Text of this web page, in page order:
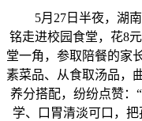
5月27日半夜，湖南
铭走进校园食堂，花8
堂一角，参取陪餐的家
素菜品、从食取汤品，
养分搭配，纷纷点赞：
学、口胃清淡可口，